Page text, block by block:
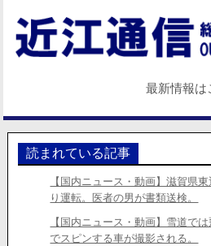
最新情報
読まれている記事
【国内ニュース・動画】滋賀県
り運転。医者の男が書類送検。
【国内ニュース・動画】雪道で
でスピンする車が撮影される。